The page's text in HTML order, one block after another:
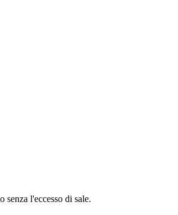
senza l'eccesso di sale.